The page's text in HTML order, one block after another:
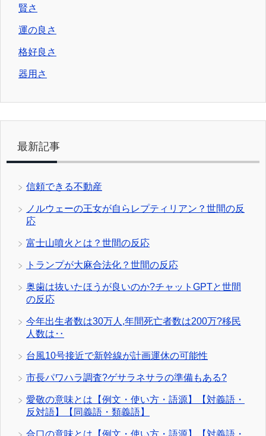
賢さ
運の良さ
格好良さ
器用さ
最新記事
信頼できる不動産
ノルウェーの王女が自らレプティリアン？世間の反
応
富士山噴火とは？世間の反応
トランプが大麻合法化？世間の反応
奥歯は抜いたほうが良いのか?チャットGPTと世間
の反応
今年出生者数は30万人,年間死亡者数は200万?移民
人数は‥
台風10号接近で新幹線が計画運休の可能性
市長パワハラ調査?ゲサラネサラの準備もある?
愛敬の意味とは【例文・使い方・語源】【対義語・
反対語】【同義語・類義語】